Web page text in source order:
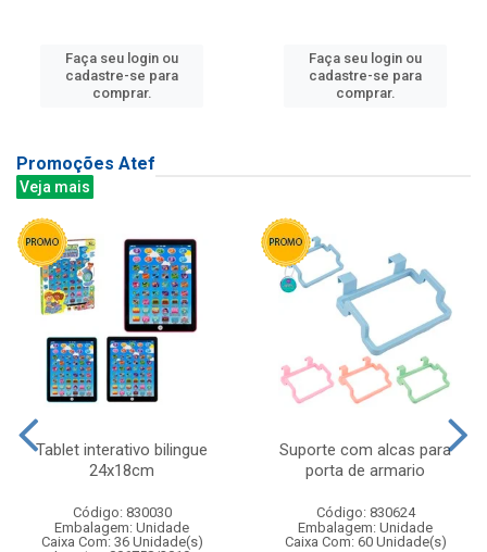
Faça seu login ou
cadastre-se para
comprar.
Faça seu login ou
cadastre-se para
comprar.
Promoções Atef
Veja mais
Tablet interativo bilingue
24x18cm
Código: 830030
Embalagem: Unidade
Caixa Com: 36 Unidade(s)
Suporte com alcas para
porta de armario
Código: 830624
Embalagem: Unidade
Caixa Com: 60 Unidade(s)